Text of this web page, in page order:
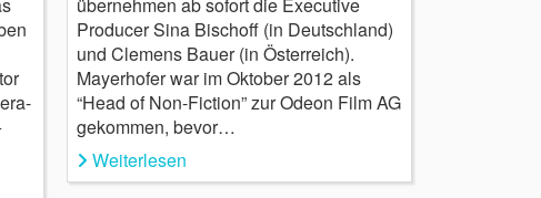
übernehmen ab sofort die Executive
Producer Sina Bischoff (in Deutschland)
und Clemens Bauer (in Österreich).
Mayerhofer war im Oktober 2012 als
“Head of Non-Fiction” zur Odeon Film AG
gekommen, bevor…
Weiterlesen